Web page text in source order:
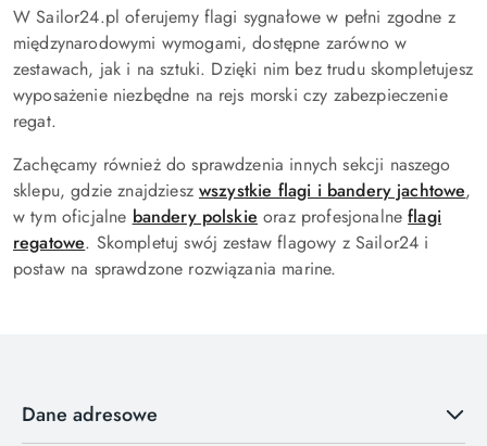
W Sailor24.pl oferujemy flagi sygnałowe w pełni zgodne z
międzynarodowymi wymogami, dostępne zarówno w
zestawach, jak i na sztuki. Dzięki nim bez trudu skompletujesz
wyposażenie niezbędne na rejs morski czy zabezpieczenie
regat.
Zachęcamy również do sprawdzenia innych sekcji naszego
sklepu, gdzie znajdzieszwszystkie flagi i bandery jachtowe,
w tym oficjalne bandery polskie oraz profesjonalneflagi
regatowe. Skompletuj swój zestaw flagowy z Sailor24 i
postaw na sprawdzone rozwiązania marine.
Dane adresowe